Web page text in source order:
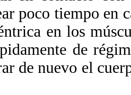
poco tiempo en
en los
de
de nuevo el